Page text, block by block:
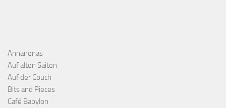
Annanenas
Auf alten Saiten
Auf der Couch
Bits and Pieces
Café Babylon